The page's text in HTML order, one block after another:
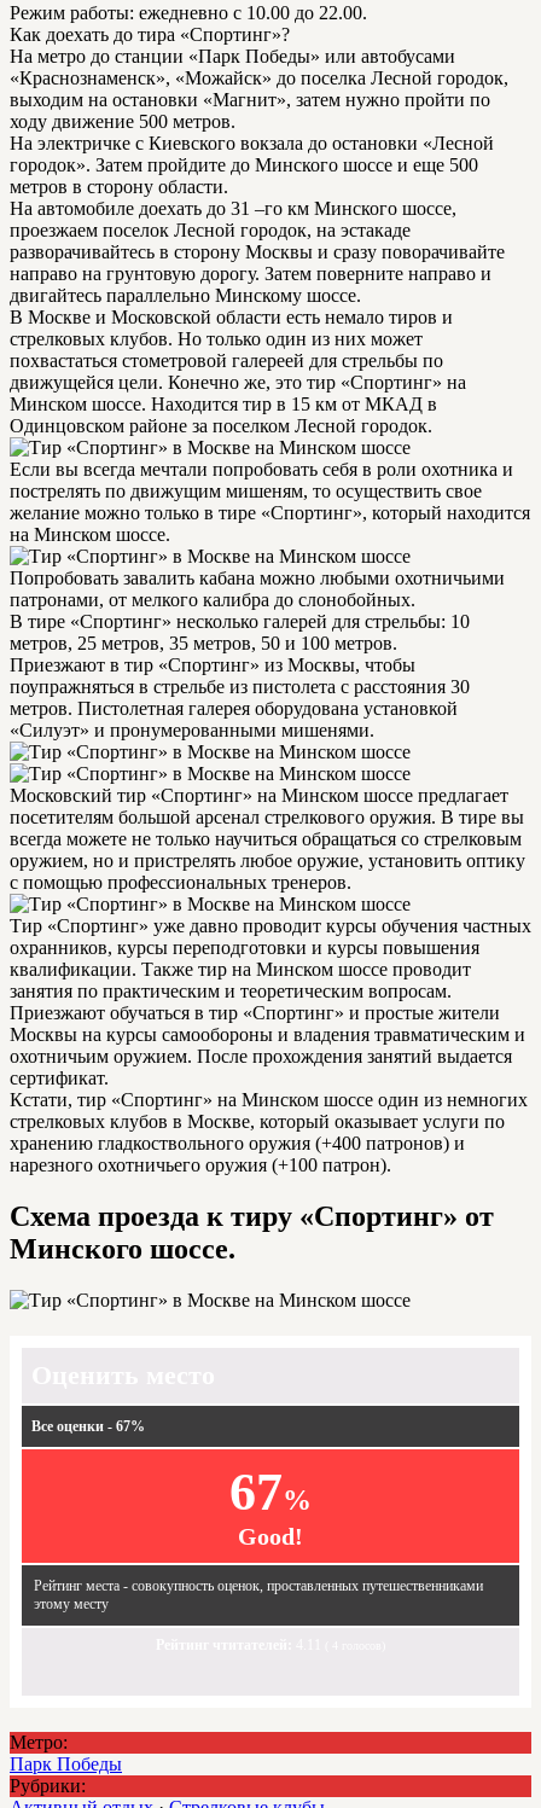
Режим работы: ежедневно с 10.00 до 22.00.
Как доехать до тира «Спортинг»?
На метро до станции «Парк Победы» или автобусами
«Краснознаменск», «Можайск» до поселка Лесной городок,
выходим на остановки «Магнит», затем нужно пройти по
ходу движение 500 метров.
На электричке с Киевского вокзала до остановки «Лесной
городок». Затем пройдите до Минского шоссе и еще 500
метров в сторону области.
На автомобиле доехать до 31 –го км Минского шоссе,
проезжаем поселок Лесной городок, на эстакаде
разворачивайтесь в сторону Москвы и сразу поворачивайте
направо на грунтовую дорогу. Затем поверните направо и
двигайтесь параллельно Минскому шоссе.
В Москве и Московской области есть немало тиров и
стрелковых клубов. Но только один из них может
похвастаться стометровой галереей для стрельбы по
движущейся цели. Конечно же, это тир «Спортинг» на
Минском шоссе. Находится тир в 15 км от МКАД в
Одинцовском районе за поселком Лесной городок.
Если вы всегда мечтали попробовать себя в роли охотника и
пострелять по движущим мишеням, то осуществить свое
желание можно только в тире «Спортинг», который находится
на Минском шоссе.
Попробовать завалить кабана можно любыми охотничьими
патронами, от мелкого калибра до слонобойных.
В тире «Спортинг» несколько галерей для стрельбы: 10
метров, 25 метров, 35 метров, 50 и 100 метров.
Приезжают в тир «Спортинг» из Москвы, чтобы
поупражняться в стрельбе из пистолета с расстояния 30
метров. Пистолетная галерея оборудована установкой
«Силуэт» и пронумерованными мишенями.
Московский тир «Спортинг» на Минском шоссе предлагает
посетителям большой арсенал стрелкового оружия. В тире вы
всегда можете не только научиться обращаться со стрелковым
оружием, но и пристрелять любое оружие, установить оптику
с помощью профессиональных тренеров.
Тир «Спортинг» уже давно проводит курсы обучения частных
охранников, курсы переподготовки и курсы повышения
квалификации. Также тир на Минском шоссе проводит
занятия по практическим и теоретическим вопросам.
Приезжают обучаться в тир «Спортинг» и простые жители
Москвы на курсы самообороны и владения травматическим и
охотничьим оружием. После прохождения занятий выдается
сертификат.
Кстати, тир «Спортинг» на Минском шоссе один из немногих
стрелковых клубов в Москве, который оказывает услуги по
хранению гладкоствольного оружия (+400 патронов) и
нарезного охотничьего оружия (+100 патрон).
Схема проезда к тиру «Спортинг» от
Минского шоссе.
Все оценки - 67%
67%
Good!
Рейтинг места - совокупность оценок, проставленных путешественниками
этому месту
Метро:
Парк Победы
Рубрики: